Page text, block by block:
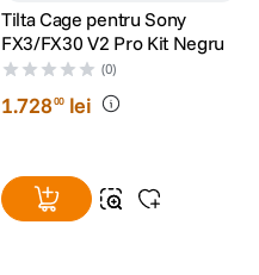
Tilta Cage pentru Sony
FX3/FX30 V2 Pro Kit Negru
(0)
1.72800 lei